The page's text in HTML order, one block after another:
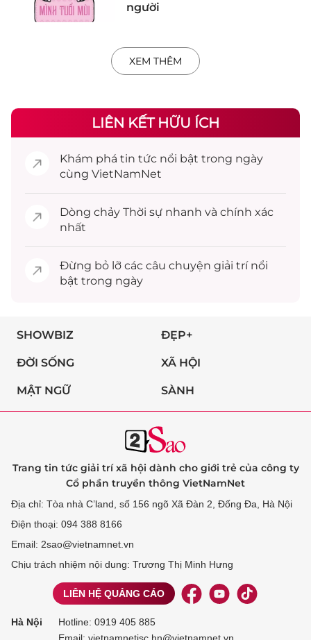
người
XEM THÊM
LIÊN KẾT HỮU ÍCH
Khám phá tin tức nổi bật trong ngày
cùng VietNamNet
Dòng chảy Thời sự nhanh và chính xác
nhất
Đừng bỏ lỡ các câu chuyện giải trínổi
bật trong ngày
SHOWBIZ ĐẸP+
ĐỜI SỐNG XÃ HỘI
MẬT NGỮ SÀNH
Trang tin tức giải trí xã hội dành cho giới trẻ của công ty
Cổ phần truyền thông VietNamNet
Địa chỉ: Tòa nhà C’land, số 156 ngõ Xã Đàn 2, Đống Đa, Hà Nội
Điện thoại: 094 388 8166
Email: 2sao@vietnamnet.vn
Chịu trách nhiệm nội dung: Trương Thị Minh Hưng
LIÊN HỆ QUẢNG CÁO
Hà Nội Hotline: 0919 405 885